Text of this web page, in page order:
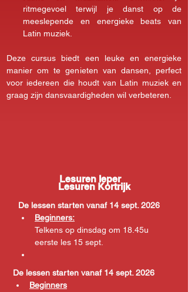
ritmegevoel terwijl je danst op de
meeslepende en energieke beats van
Latin muziek.
Deze cursus biedt een leuke en energieke
manier om te genieten van dansen, perfect
voor iedereen die houdt van Latin muziek en
graag zijn dansvaardigheden wil verbeteren.
Lesuren Ieper
Lesuren Kortrijk
De lessen starten vanaf 14 sept. 2026
Beginners:
Telkens op dinsdag om 18.45u
eerste les 15 sept.
De lessen starten vanaf 14 sept. 2026
Beginners